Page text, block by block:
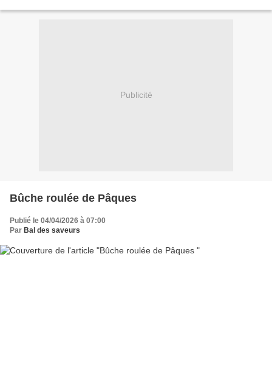
Publicité
Bûche roulée de Pâques
Publié le 04/04/2026 à 07:00
Par Bal des saveurs